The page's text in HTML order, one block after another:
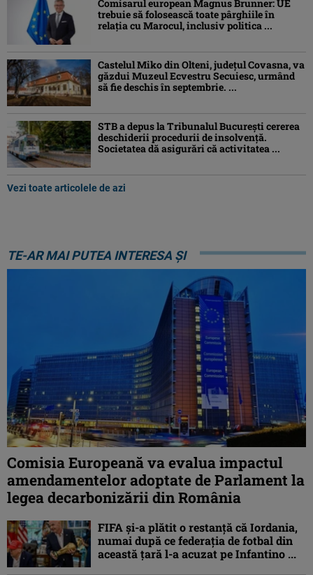
Comisarul european Magnus Brunner: UE
trebuie să folosească toate pârghiile în
relația cu Marocul, inclusiv politica ...
Castelul Miko din Olteni, județul Covasna, va
găzdui Muzeul Ecvestru Secuiesc, urmând
să fie deschis în septembrie. ...
STB a depus la Tribunalul București cererea
deschiderii procedurii de insolvență.
Societatea dă asigurări că activitatea ...
Vezi toate articolele de azi
TE-AR MAI PUTEA INTERESA ȘI
Comisia Europeană va evalua impactul
amendamentelor adoptate de Parlament la
legea decarbonizării din România
FIFA și-a plătit o restanță că Iordania,
numai după ce federația de fotbal din
această țară l-a acuzat pe Infantino ...